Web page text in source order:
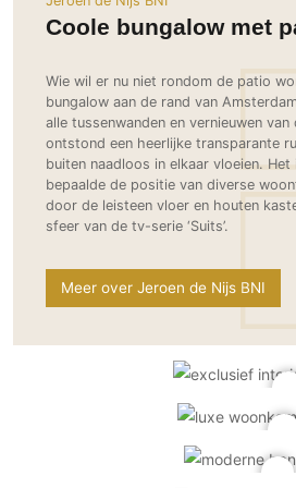
Woondecoratie
Roomdividers
Bedden
Meubels
Verlichting
Haarden
Interieurbouw
Ramen
Deursystemen
Glazen wandsystemen
Vouwwanden
Garagedeuren
Zonwering
Buitenshutters
Tuinmeubelen
Omheining
Hekwerken en poorten
Zwemmen
Zwembad en zwemvijver
Vloer
Buitenvloeren
Houten buitenvloeren
Natuursteen en keramiek
Kinderkamer
Slaapkamer
Thuisbioscoop
Toilet
Wellness
Werkkamer
Woonkamer
Bijgebouw / Poolhouse
Coole bungalow met
Wie wil er nu niet rondom de patio
bungalow aan de rand van
alle tussenwanden en vernieuwen
ontstond een heerlijke transparante
buiten naadloos in elkaar vloeien.
bepaalde de positie van diverse
door de leisteen vloer en houten
sfeer van de tv-serie ‘Suits’.
Meer over Jeroen de Nijs BNI